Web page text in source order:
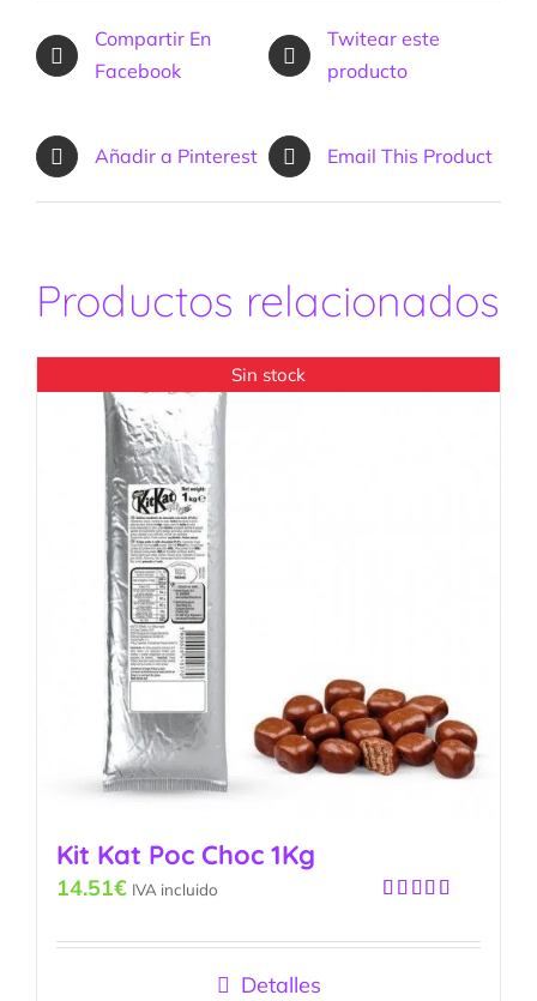
Compartir En
Facebook
Twitear este
producto
Añadir a Pinterest Email This Product
Productos relacionados
Sin stock
Kit Kat Poc Choc 1Kg
5
14.51€ IVA incluido
Detalles